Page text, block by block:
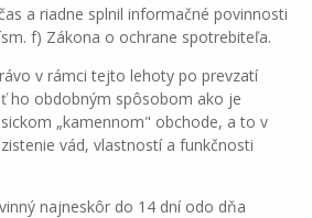
a riadne splnil informačné povinnosti
f) Zákona o ochrane spotrebiteľa.
v rámci tejto lehoty po prevzatí
ho obdobným spôsobom ako je
„kamennom" obchode, a to v
vád, vlastností a funkčnosti
najneskôr do 14 dní odo dňa